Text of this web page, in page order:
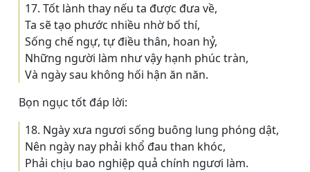
17. Tốt lành thay nếu ta được đưa về,
Ta sẽ tạo phước nhiều nhờ bố thí,
Sống chế ngự, tự điều thân, hoan hỷ,
Những người làm như vậy hạnh phúc tràn,
Và ngày sau không hối hận ăn năn.
Bọn ngục tốt đáp lời:
18. Ngày xưa ngươi sống buông lung phóng dật,
Nên ngày nay phải khổ đau than khóc,
Phải chịu bao nghiệp quả chính ngươi làm.